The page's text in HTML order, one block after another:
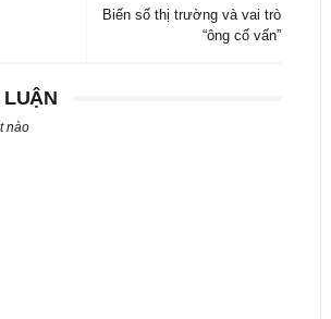
Biến số thị trường và vai trò
“ông cố vấn”
nào